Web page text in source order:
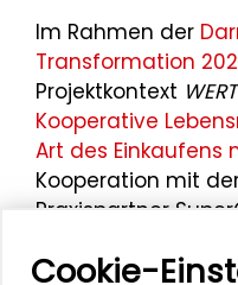
Im Rahmen der
Transformation
Projektkontext
Kooperative
Art des
Kooperation mit
Praxispartner
durchführen.
Cookie-